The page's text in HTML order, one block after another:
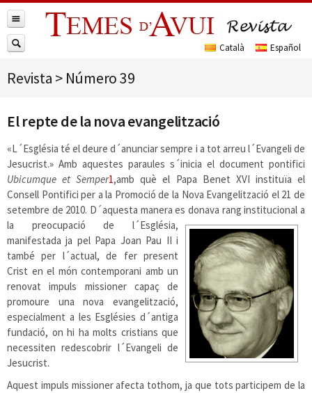
Revista > Número 39
El repte de la nova evangelització
«L´Església té el deure d´anunciar sempre i a tot arreu l´Evangeli de
Jesucrist.» Amb aquestes paraules s´inicia el document pontifici
Ubicumque et Semper1,amb què el Papa Benet XVI instituïa el
Consell Pontifici per a la Promoció de la Nova Evangelització el 21 de
setembre de 2010. D´aquesta manera es donava rang institucional a
la preocupació de l´Església,
manifestada ja pel Papa Joan Pau II i
també per l´actual, de fer present
Crist en el món contemporani amb un
renovat impuls missioner capaç de
promoure una nova evangelització,
especialment a les Esglésies d´antiga
fundació, on hi ha molts cristians que
necessiten redescobrir l´Evangeli de
Jesucrist.
Aquest impuls missioner afecta tothom, ja que tots participem de la